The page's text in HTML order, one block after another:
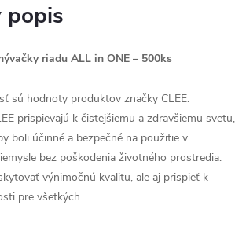
popis
riadu ALL in ONE – 500ks
sú hodnoty produktov značky CLEE.
prispievajú k čistejšiemu a zdravšiemu svetu,
boli účinné a bezpečné na použitie v
bez poškodenia životného prostredia.
výnimočnú kvalitu, ale aj prispieť k
pre všetkých.